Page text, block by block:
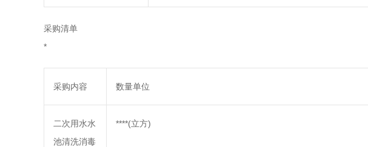
采购清单
*
采购内容 数量单位
二次用水水
池清洗消毒
****(立方)